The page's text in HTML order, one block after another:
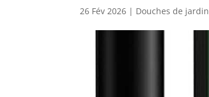
26 Fév 2026 | Douches de jardin